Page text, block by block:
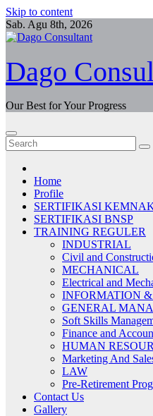
Skip to content
Sab. Agu 8th, 2026
Dago
Our Best for Your Progress
Home
Profile
SERTIFIKASI
SERTIFIKASI BNSP
TRAINING REGULER
INDUSTRIAL
Civil and
MECHANICAL
Electrical and
INFORMATION
GENERAL
Soft Skills
Finance and
HUMAN
Marketing And
LAW
Pre-Retirement
Contact Us
Gallery